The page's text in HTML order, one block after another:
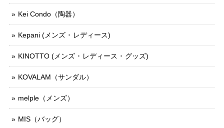
Kei Condo（陶器）
Kepani (メンズ ･ レディース)
KINOTTO (メンズ ･ レディース ･ グッズ)
KOVALAM（サンダル）
melple（メンズ）
MIS（バッグ）